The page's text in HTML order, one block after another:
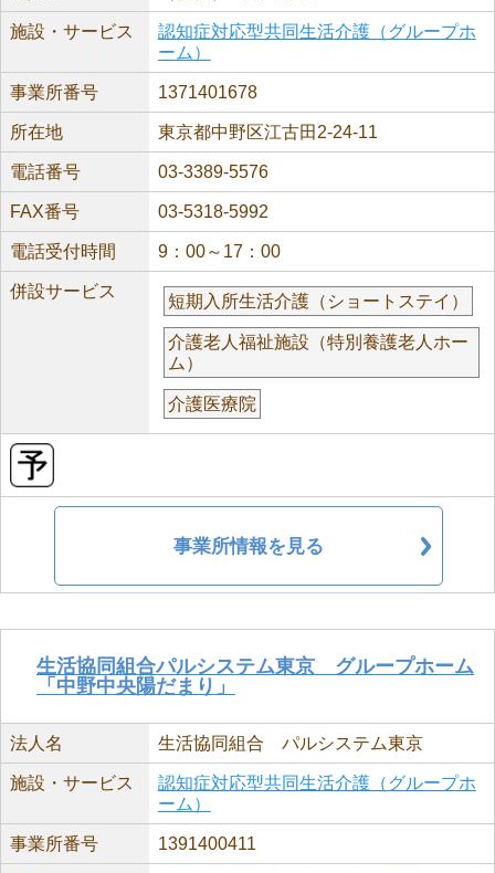
施設・サービス
認知症対応型共同生活介護（グループホ
ーム）
事業所番号 1371401678
所在地 東京都中野区江古田2-24-11
電話番号 03-3389-5576
FAX番号 03-5318-5992
電話受付時間 9：00～17：00
併設サービス
短期入所生活介護（ショートステイ）
介護老人福祉施設（特別養護老人ホー
ム）
介護医療院
事業所情報を見る
生活協同組合パルシステム東京 グループホーム
「中野中央陽だまり」
法人名 生活協同組合 パルシステム東京
施設・サービス
認知症対応型共同生活介護（グループホ
ーム）
事業所番号 1391400411